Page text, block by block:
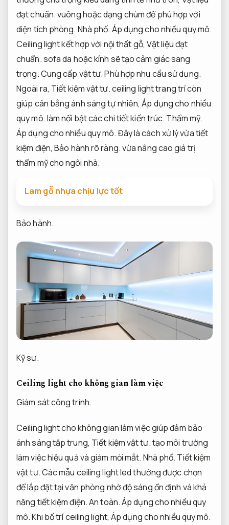
đạt chuẩn.vuông hoặc dạng chùm để phù hợp với
diện tích phòng. Nhà phố. Áp dụng cho nhiều quy mô.
Ceiling light kết hợp với nội thất gỗ, Vật liệu đạt
chuẩn.sofa da hoặc kính sẽ tạo cảm giác sang
trọng.Cung cấp vật tư. Phù hợp nhu cầu sử dụng.
Ngoài ra, Tiết kiệm vật tư.ceiling light trang trí còn
giúp cân bằng ánh sáng tự nhiên,Áp dụng cho nhiều
quy mô.làm nổi bật các chi tiết kiến trúc. Thẩm mỹ.
Áp dụng cho nhiều quy mô. Đây là cách xử lý vừa tiết
kiệm điện,Bảo hành rõ ràng.vừa nâng cao giá trị
thẩm mỹ cho ngôi nhà.
Lam gỗ nhựa chịu lực tốt
Bảo hành.
Kỹ sư.
Ceiling light cho không gian làm việc
Giám sát công trình.
Ceiling light cho không gian làm việc giúp đảm bảo
ánh sáng tập trung, Tiết kiệm vật tư.tạo môi trường
làm việc hiệu quả và giảm mỏi mắt. Nhà phố. Tiết kiệm
vật tư.Các mẫu ceiling light led thường được chọn
để lắp đặt tại văn phòng nhờ độ sáng ổn định và khả
năng tiết kiệm điện.An toàn.Áp dụng cho nhiều quy
mô.Khi bố trí ceiling light,Áp dụng cho nhiều quy mô.